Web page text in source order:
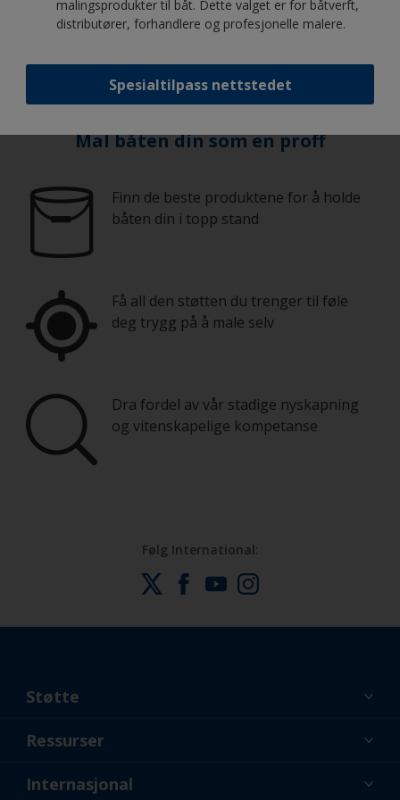
det er behov for, og du vil få et nyttig
Hvor mye produkt trenger jeg?
malingsprodukter til båt. Dette valget er for båtverft,
distributører, forhandlere og profesjonelle malere.
Spesialtilpass nettstedet
Mal båten din som en proff
Finn de beste produktene for å holde
båten din i topp stand
Få all den støtten du trenger til føle
deg trygg på å male selv
Dra fordel av vår stadige nyskapning
og vitenskapelige kompetanse
Følg International:
Støtte
Om oss
Ressurser
Nyheter
Internasjonal